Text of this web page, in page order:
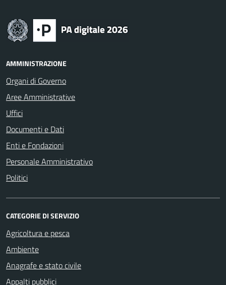
AMMINISTRAZIONE
Organi di Governo
Aree Amministrative
Uffici
Documenti e Dati
Enti e Fondazioni
Personale Amministrativo
Politici
CATEGORIE DI SERVIZIO
Agricoltura e pesca
Ambiente
Anagrafe e stato civile
Appalti pubblici